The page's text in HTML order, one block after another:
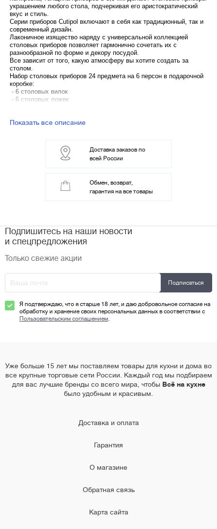
украшением любого стола, подчеркивая его аристократический
вкус и стиль.
Серии приборов Cutipol включают в себя как традиционный, так и
современный дизайн.
Лаконичное изящество наряду с универсальной коллекцией
столовых приборов позволяет гармонично сочетать их с
разнообразной по форме и декору посудой.
Все зависит от того, какую атмосферу вы хотите создать за
столом.
Набор столовых приборов 24 предмета на 6 персон в подарочной
коробке:
- 6 столовых вилок
- 6 столовых ложек
Показать все описание
Доставка заказов по
всей России
Обмен, возврат,
гарантия на все товары
Подпишитесь на наши новости
и спецпредложения
Только свежие акции
Я подтверждаю, что я старше 18 лет, и даю добровольное согласие на
обработку и хранение своих персональных данных в соответствии с
Пользовательским соглашением.
Уже больше 15 лет мы поставляем товары для кухни и дома во
все крупные торговые сети России. Каждый год мы подбираем
для вас лучшие бренды со всего мира, чтобы Всё на кухне
было удобным и красивым.
Доставка и оплата
Гарантия
О магазине
Обратная связь
Карта сайта